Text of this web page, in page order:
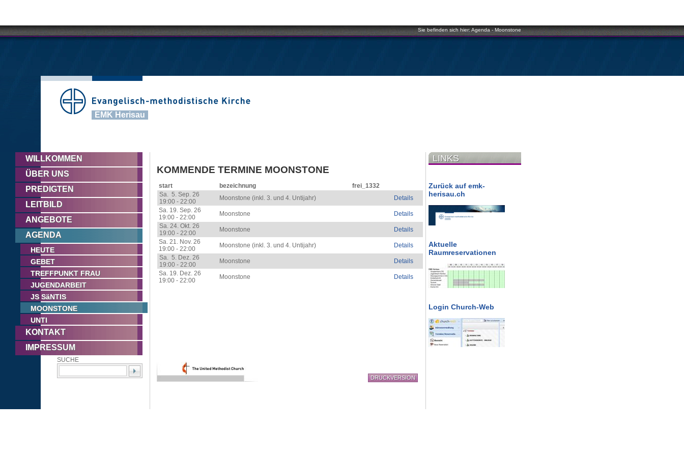
Sie befinden sich hier:Agenda-Moonstone
EMK Herisau
WILLKOMMEN
ÜBER UNS
PREDIGTEN
LEITBILD
ANGEBOTE
AGENDA
HEUTE
GEBET
TREFFPUNKT FRAU
JUGENDARBEIT
JS SäNTIS
MOONSTONE
UNTI
KONTAKT
IMPRESSUM
SUCHE
LINKS
Zurück auf emk-
herisau.ch
Aktuelle
Raumreservationen
Login Church-Web
KOMMENDE TERMINE MOONSTONE
start bezeichnung
frei_1332
Sa. 5. Sep. 26
19:00 - 22:00
Moonstone (inkl. 3. und 4. Untijahr)
Details
Sa. 19. Sep. 26
19:00 - 22:00
Moonstone
Details
Sa. 24. Okt. 26
19:00 - 22:00
Moonstone
Details
Sa. 21. Nov. 26
19:00 - 22:00
Moonstone (inkl. 3. und 4. Untijahr)
Details
Sa. 5. Dez. 26
19:00 - 22:00
Moonstone
Details
Sa. 19. Dez. 26
19:00 - 22:00
Moonstone Details
DRUCKVERSION